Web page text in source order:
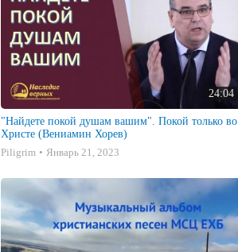
24:04
"Найдете покой душам вашим". Покой только во
Христе (Вениамин Хорев)
Piligrim
Январь 21, 2023